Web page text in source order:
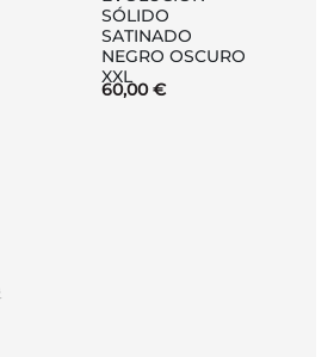
SÓLIDO
SATINADO
NEGRO OSCURO
XXL
60,00 €
carrito